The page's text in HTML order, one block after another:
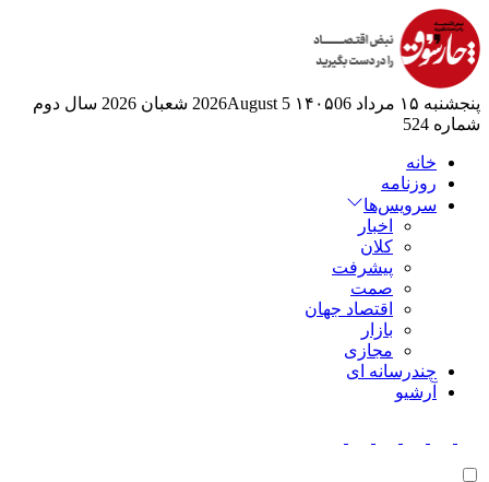
پنجشنبه ۱۵ مرداد ۱۴۰۵ 06 2026August 5 شعبان 2026
سال دوم
شماره 524
خانه
روزنامه
سرویس‌ها
اخبار
کلان
پیشرفت
صمت
اقتصاد جهان
بازار
مجازی
چندرسانه ای
آرشیو